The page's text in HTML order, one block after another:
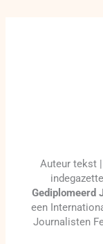
Auteur tekst
Gediplomeerd
een
Journalisten